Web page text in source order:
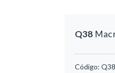
Q38
Código: